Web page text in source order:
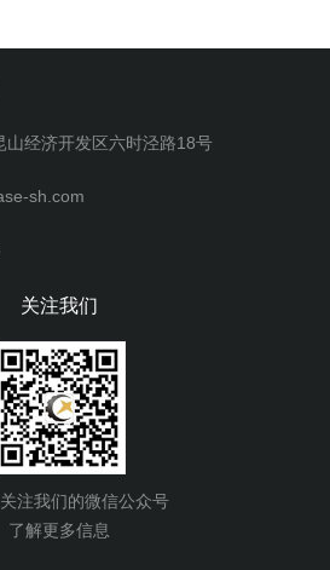
山经济开发区六时泾路18号
sh.com
关注我们
注我们的微信公众号
了解更多信息